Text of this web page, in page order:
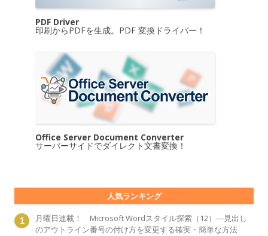
PDF Driver
印刷からPDFを生成。PDF 変換ドライバー！
Office Server Document Converter
サーバーサイドでダイレクト文書変換！
人気ランキング
月曜日連載！ Microsoft Wordスタイル探索（12）―見出し
のアウトライン番号の付け方を変更する確実・簡単な方法